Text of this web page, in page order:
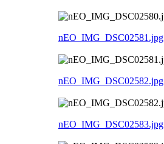
nEO_IMG_DSC02581.jpg
nEO_IMG_DSC02582.jpg
nEO_IMG_DSC02583.jpg